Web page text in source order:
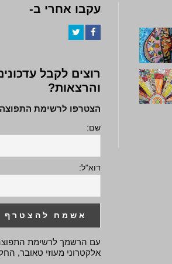
עקבו אחרי ב-
רוצים לקבל
והרצאות?
הצטרפו לרשימת
שם:
דוא"ל:
עם הרשמך לרשימת
אלקטרוני מעוזי טאובר, החל מ- 1 בדצמבר